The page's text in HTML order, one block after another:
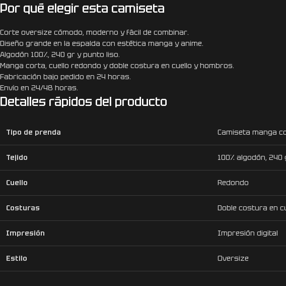
Por qué elegir esta camiseta
Corte oversize cómodo, moderno y fácil de combinar.
Diseño grande en la espalda con estética manga y anime.
Algodón 100%, 240 gr y punto liso.
Manga corta, cuello redondo y doble costura en cuello y hombros.
Fabricación bajo pedido en 24 horas.
Envío en 24/48 horas.
Detalles rápidos del producto
Tipo de prenda Camiseta manga
Tejido 100% algodón,
Cuello Redondo
Costuras Doble costura en
Impresión Impresión digital
Estilo Oversize